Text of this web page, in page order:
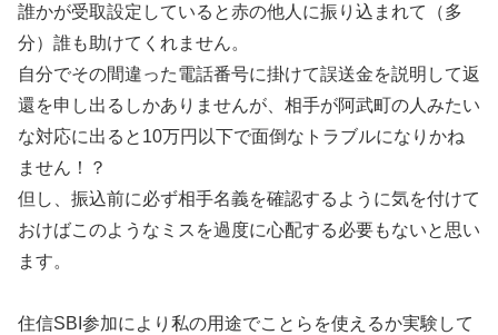
誰かが受取設定していると赤の他人に振り込まれて（多
分）誰も助けてくれません。
自分でその間違った電話番号に掛けて誤送金を説明して返
還を申し出るしかありませんが、相手が阿武町の人みたい
な対応に出ると10万円以下で面倒なトラブルになりかね
ません！？
但し、振込前に必ず相手名義を確認するように気を付けて
おけばこのようなミスを過度に心配する必要もないと思い
ます。
住信SBI参加により私の用途でことらを使えるか実験して